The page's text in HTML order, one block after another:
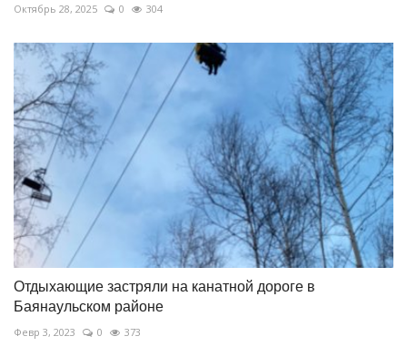
Октябрь 28, 2025 0 304
Отдыхающие застряли на канатной дороге в
Баянаульском районе
Февр 3, 2023 0 373